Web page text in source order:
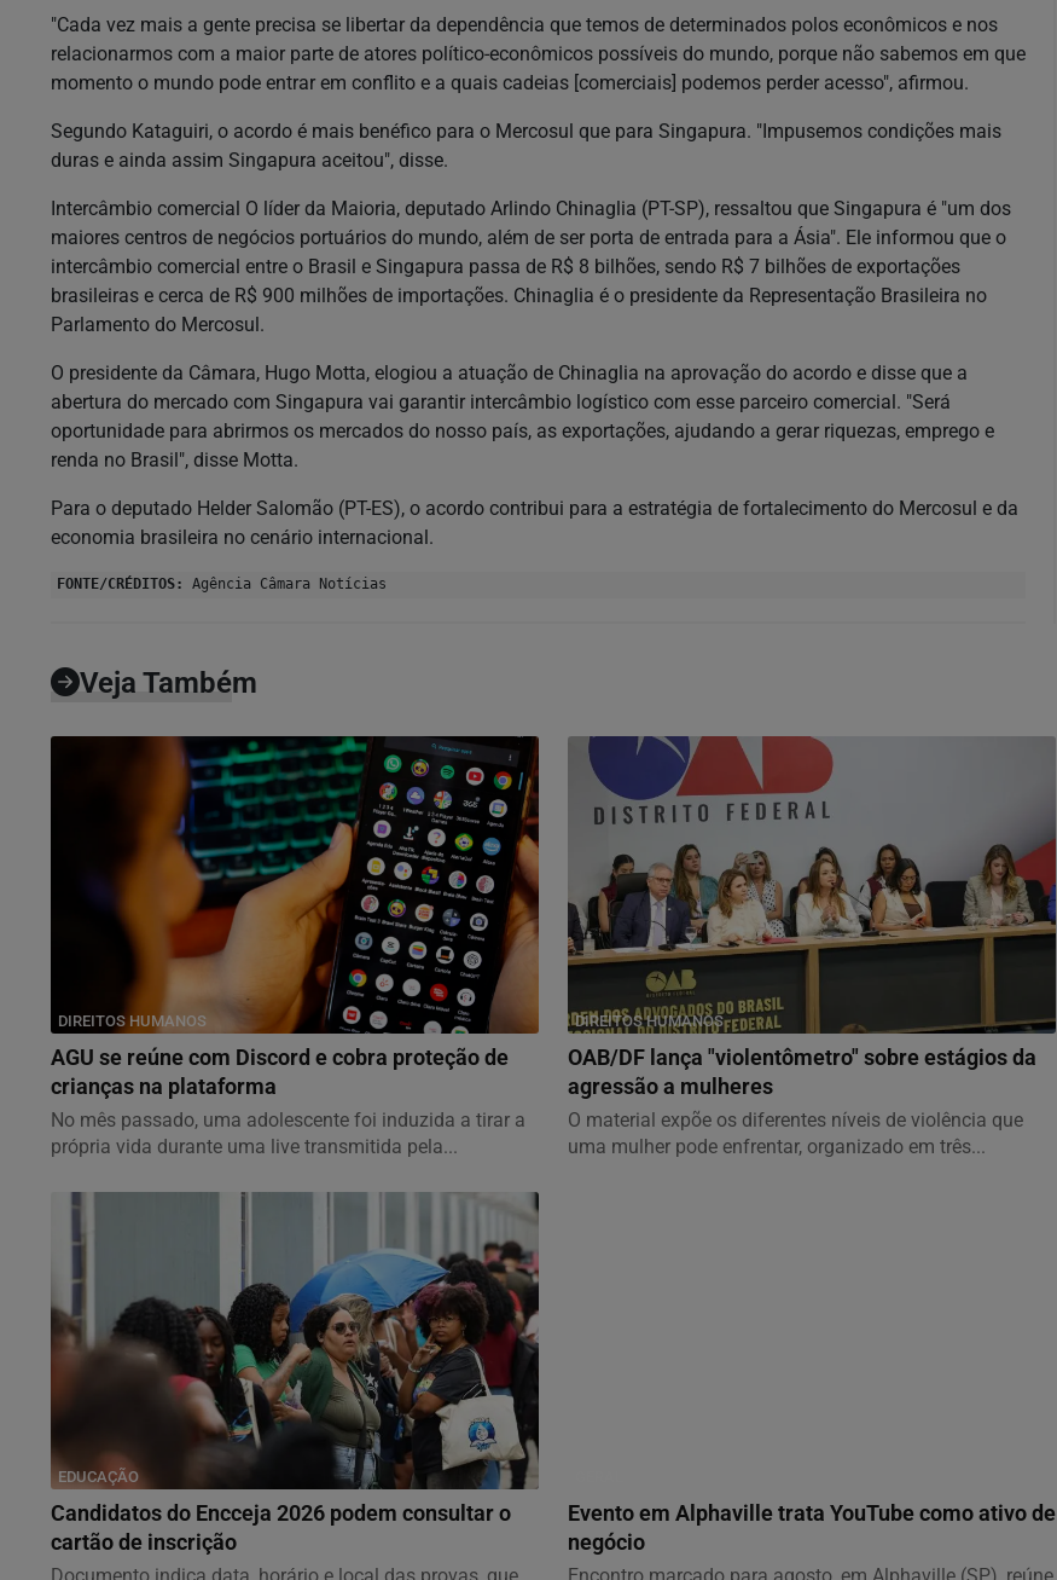
"Cada vez mais a gente precisa se libertar da dependência que temos de determinados polos econômicos e nos
relacionarmos com a maior parte de atores político-econômicos possíveis do mundo, porque não sabemos em que
momento o mundo pode entrar em conflito e a quais cadeias [comerciais] podemos perder acesso", afirmou.
Segundo Kataguiri, o acordo é mais benéfico para o Mercosul que para Singapura. "Impusemos condições mais
duras e ainda assim Singapura aceitou", disse.
Intercâmbio comercial O líder da Maioria, deputado Arlindo Chinaglia (PT-SP), ressaltou que Singapura é "um dos
maiores centros de negócios portuários do mundo, além de ser porta de entrada para a Ásia". Ele informou que o
intercâmbio comercial entre o Brasil e Singapura passa de R$ 8 bilhões, sendo R$ 7 bilhões de exportações
brasileiras e cerca de R$ 900 milhões de importações. Chinaglia é o presidente da Representação Brasileira no
Parlamento do Mercosul.
O presidente da Câmara, Hugo Motta, elogiou a atuação de Chinaglia na aprovação do acordo e disse que a
abertura do mercado com Singapura vai garantir intercâmbio logístico com esse parceiro comercial. "Será
oportunidade para abrirmos os mercados do nosso país, as exportações, ajudando a gerar riquezas, emprego e
renda no Brasil", disse Motta.
Para o deputado Helder Salomão (PT-ES), o acordo contribui para a estratégia de fortalecimento do Mercosul e da
economia brasileira no cenário internacional.
FONTE/CRÉDITOS: Agência Câmara Notícias
Veja Também
DIREITOS HUMANOS
AGU se reúne com Discord e cobra proteção de
crianças na plataforma
No mês passado, uma adolescente foi induzida a tirar a
própria vida durante uma live transmitida pela...
DIREITOS HUMANOS
OAB/DF lança "violentômetro" sobre estágios da
agressão a mulheres
O material expõe os diferentes níveis de violência que
uma mulher pode enfrentar, organizado em três...
EDUCAÇÃO
Candidatos do Encceja 2026 podem consultar o
cartão de inscrição
Documento indica data, horário e local das provas, que
Evento em Alphaville trata YouTube como ativo de
negócio
Encontro marcado para agosto, em Alphaville (SP), reúne